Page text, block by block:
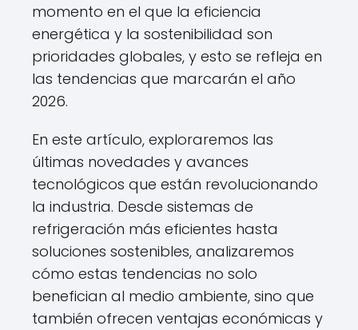
momento en el que la eficiencia
energética y la sostenibilidad son
prioridades globales, y esto se refleja en
las tendencias que marcarán el año
2026.
En este artículo, exploraremos las
últimas novedades y avances
tecnológicos que están revolucionando
la industria. Desde sistemas de
refrigeración más eficientes hasta
soluciones sostenibles, analizaremos
cómo estas tendencias no solo
benefician al medio ambiente, sino que
también ofrecen ventajas económicas y